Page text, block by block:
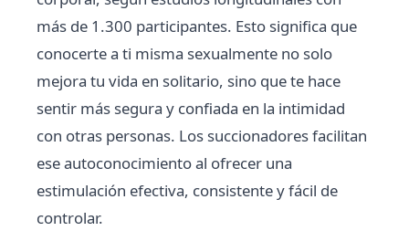
más de 1.300 participantes. Esto significa que
conocerte a ti misma sexualmente no solo
mejora tu vida en solitario, sino que te hace
sentir más segura y confiada en la intimidad
con otras personas. Los succionadores facilitan
ese autoconocimiento al ofrecer una
estimulación efectiva, consistente y fácil de
controlar.